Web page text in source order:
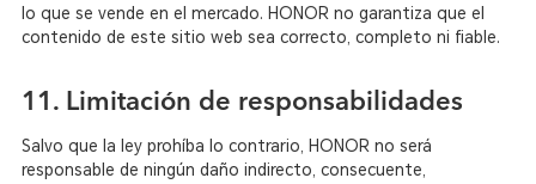
lo que se vende en el mercado. HONOR no garantiza que el
contenido de este sitio web sea correcto, completo ni fiable.
11. Limitación de responsabilidades
Salvo que la ley prohíba lo contrario, HONOR no será
responsable de ningún daño indirecto, consecuente,